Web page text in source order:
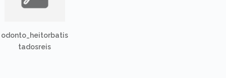
odonto_heitorbatis
tadosreis